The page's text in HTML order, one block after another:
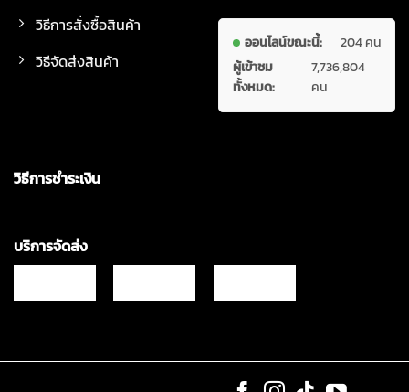
วิธีการสั่งซื้อสินค้า
วิธีจัดส่งสินค้า
ออนไลน์ขณะนี้:
204 คน
ผู้เข้าชม
ทั้งหมด:
7,736,804
คน
วิธีการชำระเงิน
บริการจัดส่ง